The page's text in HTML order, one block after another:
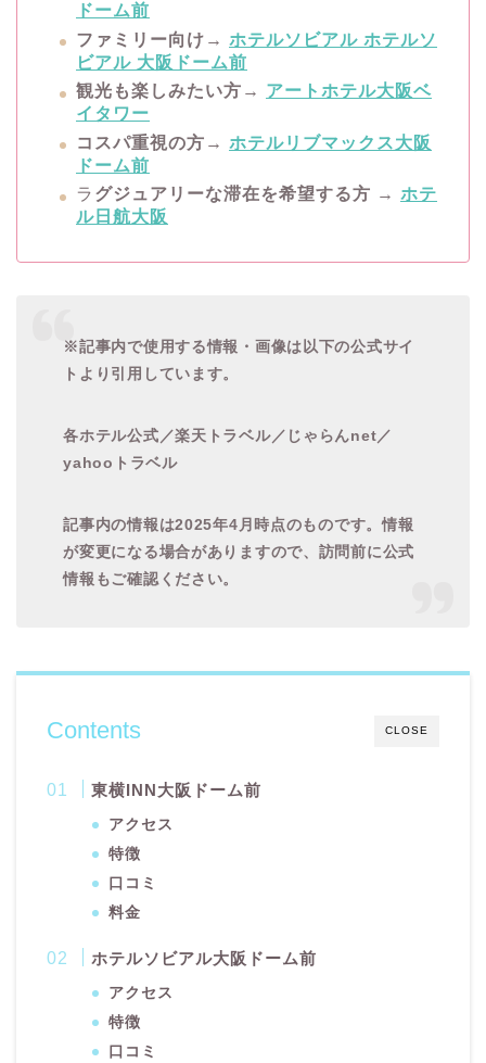
ドーム前
ファミリー向け→ ホテルソビアル ホテルソ
ビアル 大阪ドーム前
観光も楽しみたい方→ アートホテル大阪ベ
イタワー
コスパ重視の方→ ホテルリブマックス大阪
ドーム前
ラ グジュアリーな滞在を希望する方 → ホテ
ル日航大阪
※記事内で使用する情報・画像は以下の公式サイ
トより引用しています。
各ホテル公式／楽天トラベル／じゃらんnet／
yahooトラベル
記事内の情報は2025年4月時点のものです。情報
が変更になる場合がありますので、訪問前に公式
情報もご確認ください。
CLOSE
Contents
東横INN大阪ドーム前
アクセス
特徴
口コミ
料金
ホテルソビアル大阪ドーム前
アクセス
特徴
口コミ